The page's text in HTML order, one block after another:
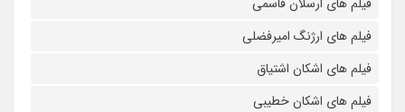
فیلم های ارژنگ امیرفضلی
فیلم های اشکان اشتیاق
فیلم های اشکان خطیبی